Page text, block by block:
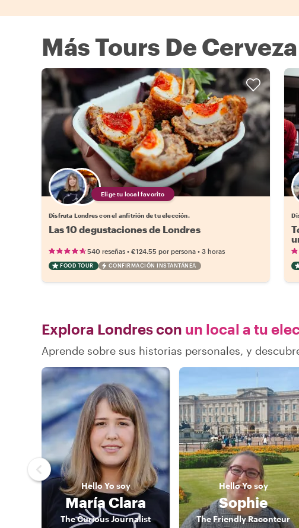
Más Tours De
Elige tu local favorito
Disfruta Londres con el anfitrión de tu elección.
Las 10 degustaciones de Londres
540 reseñas • €124.55 por persona • 3 horas
FOOD TOUR CONFIRMACIÓN INSTANTÁNEA
Explora Londres con un local a tu
Aprende sobre sus historias personales, y
HelloYo soy
María Clara
The Curious Journalist
HelloYo soy
Sophie
The Friendly Raconteur